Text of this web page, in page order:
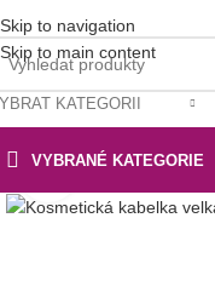
Skip to navigation
Skip to main content
KATEGORII
VYBRANÉ KATEGORIE